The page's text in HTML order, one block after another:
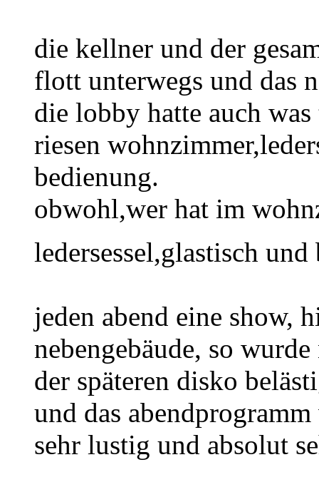
die kellner und der
flott unterwegs und das
die lobby hatte auch
riesen
bedienung.
obwohl,wer hat im
ledersessel,glastisch
jeden abend eine show,
nebengebäude, so
der späteren disko
und das
sehr lustig und absolut